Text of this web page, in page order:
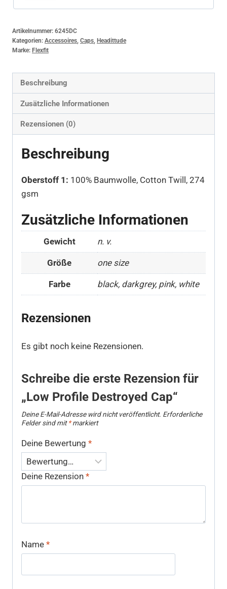
Artikelnummer: 6245DC
Kategorien: Accessoires Caps Headittude
Marke: Flexfit
Beschreibung
Zusätzliche Informationen
Rezensionen (0)
Beschreibung
Oberstoff 1: 100% Baumwolle, Cotton Twill, 274
gsm
Zusätzliche Informationen
Gewicht n. v.
Größe one size
Farbe black, darkgrey, pink, white
Rezensionen
Es gibt noch keine Rezensionen.
Schreibe die erste Rezension für
„Low Profile Destroyed Cap“
Deine E-Mail-Adresse wird nicht veröffentlicht. Erforderliche
Felder sind mit*markiert
Deine Bewertung *
Deine Rezension *
Name *